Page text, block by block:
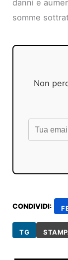
danni e
somme
Non
CONDIVIDI:
TG